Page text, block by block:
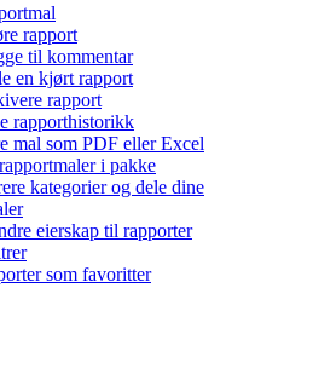
rapport
til kommentar
en kjørt rapport
rapport
rapporthistorikk
mal som PDF eller Excel
i pakke
kategorier og dele dine
eierskap til rapporter
som favoritter